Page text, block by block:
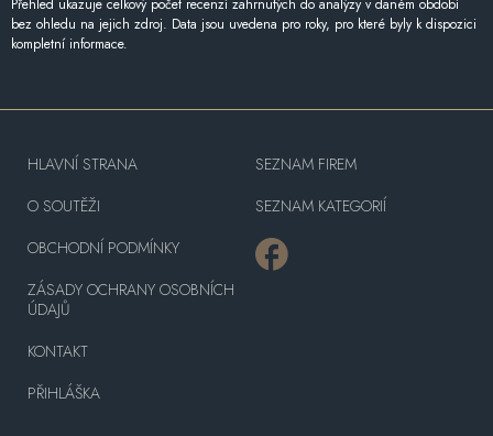
Přehled ukazuje celkový počet recenzí zahrnutých do analýzy v daném období
bez ohledu na jejich zdroj. Data jsou uvedena pro roky, pro které byly k dispozici
kompletní informace.
HLAVNÍ STRANA
O SOUTĚŽI
OBCHODNÍ PODMÍNKY
ZÁSADY OCHRANY OSOBNÍCH
ÚDAJŮ
KONTAKT
PŘIHLÁŠKA
SEZNAM FIREM
SEZNAM KATEGORIÍ